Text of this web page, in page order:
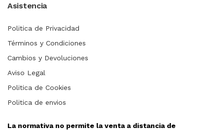
Asistencia
Politica de Privacidad
Términos y Condiciones
Cambios y Devoluciones
Aviso Legal
Politica de Cookies
Politica de envios
La normativa no permite la venta a distancia de